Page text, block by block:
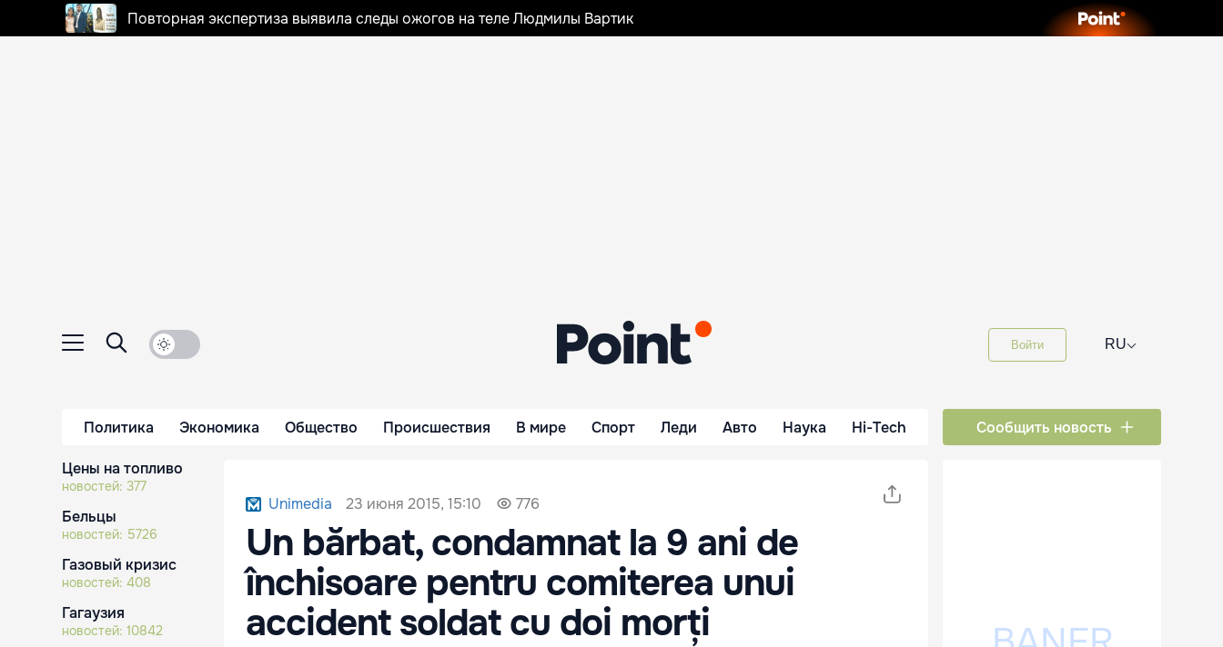
Повторная экспертиза выявила следы ожогов на теле Людмилы Вартик
Войти RU⌵
Политика Экономика Общество Происшествия В мире Спорт Леди Авто Наука Hi-Tech Сообщить новость
Цены на топливо
новостей: 377
Бельцы
новостей: 5726
Газовый кризис
новостей: 408
Гагаузия
новостей: 10842
Unimedia 23 июня 2015, 15:10 776
Un bărbat, condamnat la 9 ani de
închisoare pentru comiterea unui
accident soldat cu doi morți